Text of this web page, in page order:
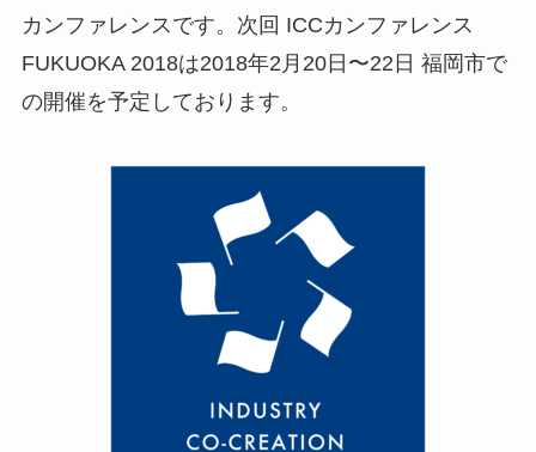
カンファレンスです。次回 ICCカンファレンス
FUKUOKA 2018は2018年2月20日〜22日 福岡市で
の開催を予定しております。